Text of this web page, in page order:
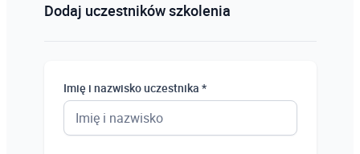
Dodaj uczestników szkolenia
Imię i nazwisko uczestnika *
Uczeń
Bezrobotny